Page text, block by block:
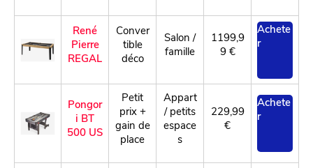
René
Pierre
REGAL
Conver
tible
déco
Salon /
famille
1199,9
9 €
Achete
r
Pongor
i BT
500 US
Petit
prix +
gain de
place
Appart
/ petits
espace
s
229,99
€
Achete
r